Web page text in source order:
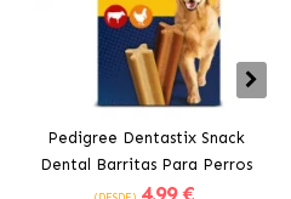
Pedigree Dentastix Snack
Dental Barritas Para Perros
Grandes +25 kg